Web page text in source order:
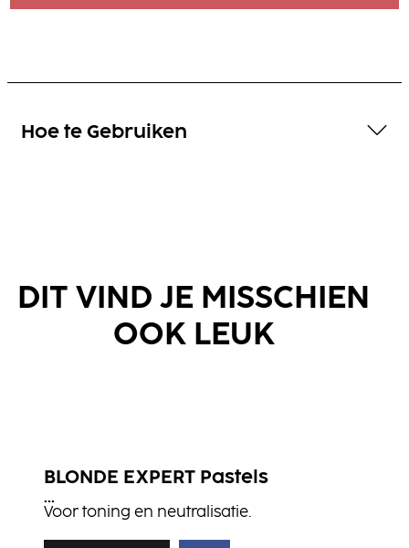
Hoe te Gebruiken
DIT VIND JE MISSCHIEN
OOK LEUK
BLONDE EXPERT Pastels
...
Voor toning en neutralisatie.